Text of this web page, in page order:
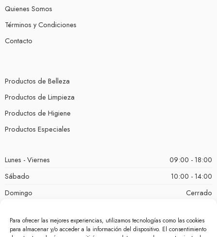
Para ofrecer las mejores experiencias, utilizamos tecnologías como las cookies
para almacenar y/o acceder a la información del dispositivo. El consentimiento
Quienes Somos
Términos y Condiciones
Contacto
Productos de Belleza
Productos de Limpieza
Productos de Higiene
Productos Especiales
Lunes - Viernes
09:00 - 18:00
Sábado
10:00 - 14:00
Domingo
Cerrado